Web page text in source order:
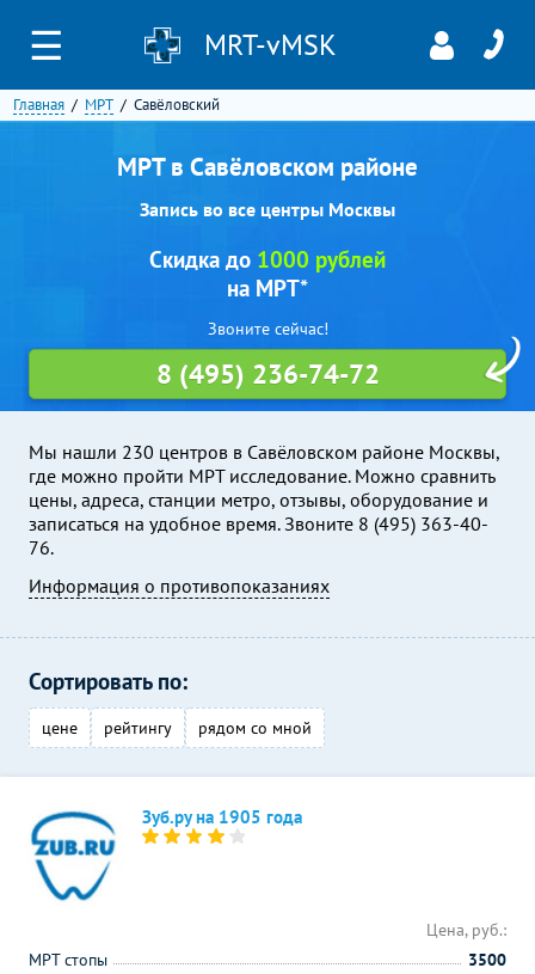
☰ MRT-vMSK
Главная МРТ Савёловский
МРТ в Савёловском районе
Запись во все центры Москвы
Мы нашли 230 центров в Савёловском районе Москвы,
где можно пройти МРТ исследование. Можно сравнить
цены, адреса, станции метро, отзывы, оборудование и
записаться на удобное время. Звоните 8 (495) 363-40-
76.
Информация о противопоказаниях
Скидка до 1000 рублей
на МРТ*
Звоните сейчас!
8 (495) 236-74-72
Сортировать по:
цене рейтингу рядом со мной
Зуб.ру на 1905 года
Цена, руб.:
МРТ стопы
3500